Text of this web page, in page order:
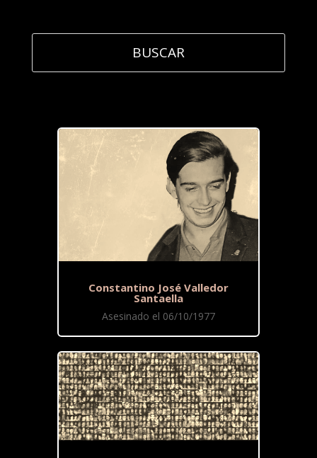
Constantino José Valledor
Santaella
Asesinado el 06/10/1977